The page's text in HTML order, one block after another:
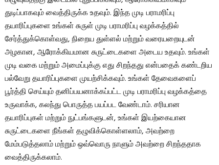
துடிப்பாகவும் வைத்திருக்க உதவும். இந்த முடி பராமரிப்பு
தயாரிப்புகளை உங்கள் சுருள் முடி பராமரிப்பு வழக்கத்தில்
சேர்த்துக்கொள்வது, நிறைய துள்ளல் மற்றும் வரையறையுடன்
அழகான, ஆரோக்கியமான சுருட்டைகளை அடைய உதவும். உங்கள்
முடி வகை மற்றும் அமைப்புக்கு எது சிறந்தது என்பதைக் கண்டறிய
பல்வேறு தயாரிப்புகளை முயற்சிக்கவும். உங்கள் தேவைகளைப்
பூர்த்தி செய்யும் தனிப்பயனாக்கப்பட்ட முடி பராமரிப்பு வழக்கத்தை
உருவாக்க, கலந்து பொருத்த பயப்பட வேண்டாம். சரியான
தயாரிப்புகள் மற்றும் நுட்பங்களுடன், உங்கள் இயற்கையான
சுருட்டைகளை நீங்கள் தழுவிக்கொள்ளலாம், அவற்றை
மேம்படுத்தலாம் மற்றும் ஒவ்வொரு நாளும் அவற்றை சிறந்ததாக
வைத்திருக்கலாம்.